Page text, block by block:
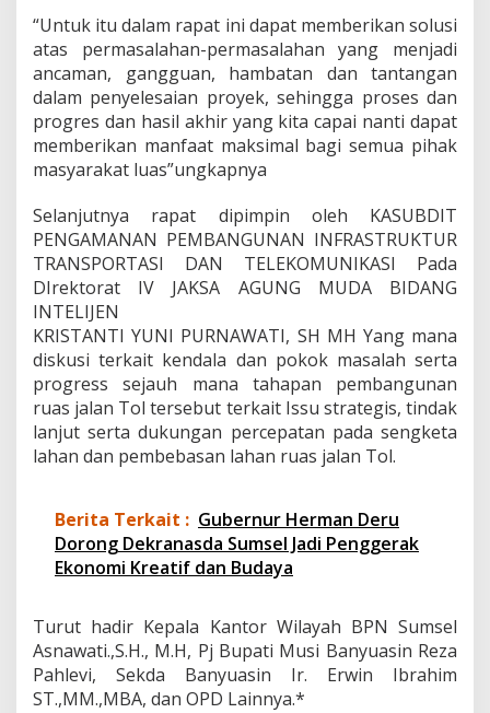
n
j
u
t
“Untuk itu dalam rapat ini dapat memberikan solusi
atas permasalahan-permasalahan yang menjadi
ancaman, gangguan, hambatan dan tantangan
dalam penyelesaian proyek, sehingga proses dan
progres dan hasil akhir yang kita capai nanti dapat
memberikan manfaat maksimal bagi semua pihak
masyarakat luas”ungkapnya
Selanjutnya rapat dipimpin oleh KASUBDIT
PENGAMANAN PEMBANGUNAN INFRASTRUKTUR
TRANSPORTASI DAN TELEKOMUNIKASI Pada
DIrektorat IV JAKSA AGUNG MUDA BIDANG
INTELIJEN
KRISTANTI YUNI PURNAWATI, SH MH Yang mana
diskusi terkait kendala dan pokok masalah serta
progress sejauh mana tahapan pembangunan
ruas jalan Tol tersebut terkait Issu strategis, tindak
lanjut serta dukungan percepatan pada sengketa
lahan dan pembebasan lahan ruas jalan Tol.
Berita Terkait : Gubernur Herman Deru
Dorong Dekranasda Sumsel Jadi Penggerak
Ekonomi Kreatif dan Budaya
Turut hadir Kepala Kantor Wilayah BPN Sumsel
Asnawati.,S.H., M.H, Pj Bupati Musi Banyuasin Reza
Pahlevi, Sekda Banyuasin Ir. Erwin Ibrahim
ST.,MM.,MBA, dan OPD Lainnya.*